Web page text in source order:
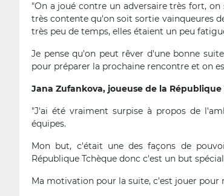
"On a joué contre un adversaire très fort,
très contente qu'on soit sortie vainqueures
très peu de temps, elles étaient un peu
Je pense qu'on peut rêver d'une bonne
pour préparer la prochaine rencontre et on
Jana Zufankova, joueuse de la République
"J'ai été vraiment surpise à propos de
équipes.
Mon but, c'était une des façons de
République Tchèque donc c'est un but
Ma motivation pour la suite, c'est jouer pour